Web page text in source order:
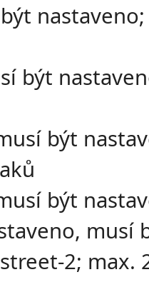
nastaveno;
být
být
být
musí
2; max.